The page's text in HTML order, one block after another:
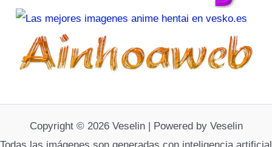
Copyright © 2026 Veselin | Powered by Veselin